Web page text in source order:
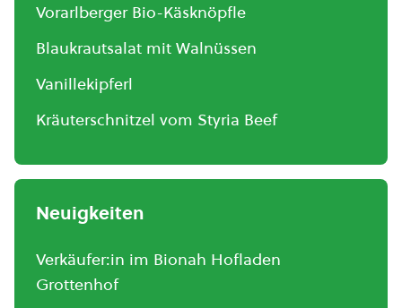
Vorarlberger Bio-Käsknöpfle
Blaukrautsalat mit Walnüssen
Vanillekipferl
Kräuterschnitzel vom Styria Beef
Neuigkeiten
Verkäufer:in im Bionah Hofladen
Grottenhof